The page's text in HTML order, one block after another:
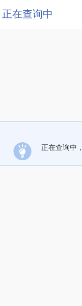
正在查询中
正在查询中